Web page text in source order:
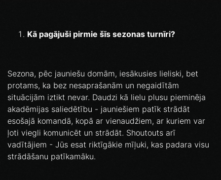
Kā pagājuši pirmie šīs sezonas turnīri?
Sezona, pēc jauniešu domām, iesākusies lieliski, bet
protams, ka bez nesaprašanām un negaidītām
situācijām iztikt nevar. Daudzi kā lielu plusu pieminēja
akadēmijas saliedētību - jauniešiem patīk strādāt
esošajā komandā, kopā ar vienaudžiem, ar kuriem var
ļoti viegli komunicēt un strādāt. Shoutouts arī
vadītājiem - Jūs esat riktīgākie mīļuki, kas padara visu
strādāšanu patīkamāku.